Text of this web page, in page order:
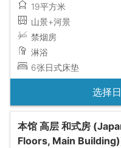
19平方米
山景+河景
禁烟房
淋浴
6张日式床垫
选择
本馆 高层 和式房
Floors, Main